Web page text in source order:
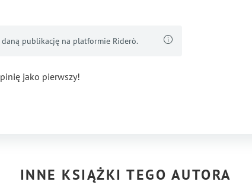
publikację na platformie Riderò.
jako pierwszy!
INNE KSIĄŻKI TEGO AUTORA